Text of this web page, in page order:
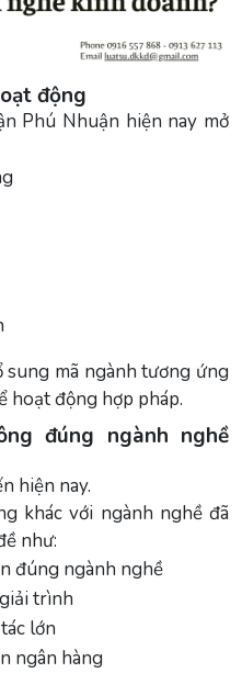
động
Phú Nhuận hiện nay mở
sung mã ngành tương ứng
hoạt động hợp pháp.
đúng ngành nghề
hiện nay.
khác với ngành nghề đã
như:
đúng ngành nghề
trình
lớn
ngân hàng